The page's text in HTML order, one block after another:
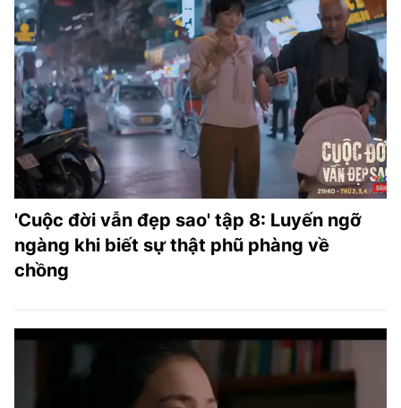
'Cuộc đời vẫn đẹp sao' tập 8: Luyến ngỡ
ngàng khi biết sự thật phũ phàng về
chồng